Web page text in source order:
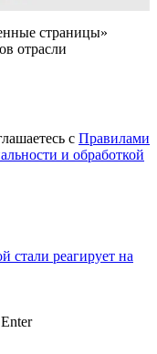
страницы»
отрасли
с Правилами
и обработкой
стали реагирует на